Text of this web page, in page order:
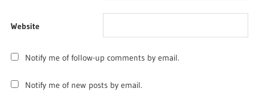
Website
Notify me of follow-up comments by email.
Notify me of new posts by email.